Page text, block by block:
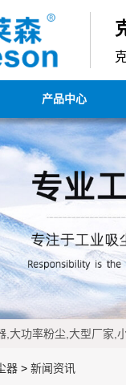
产品中心
,大功率粉尘,大型厂家,
器 > 新闻资讯